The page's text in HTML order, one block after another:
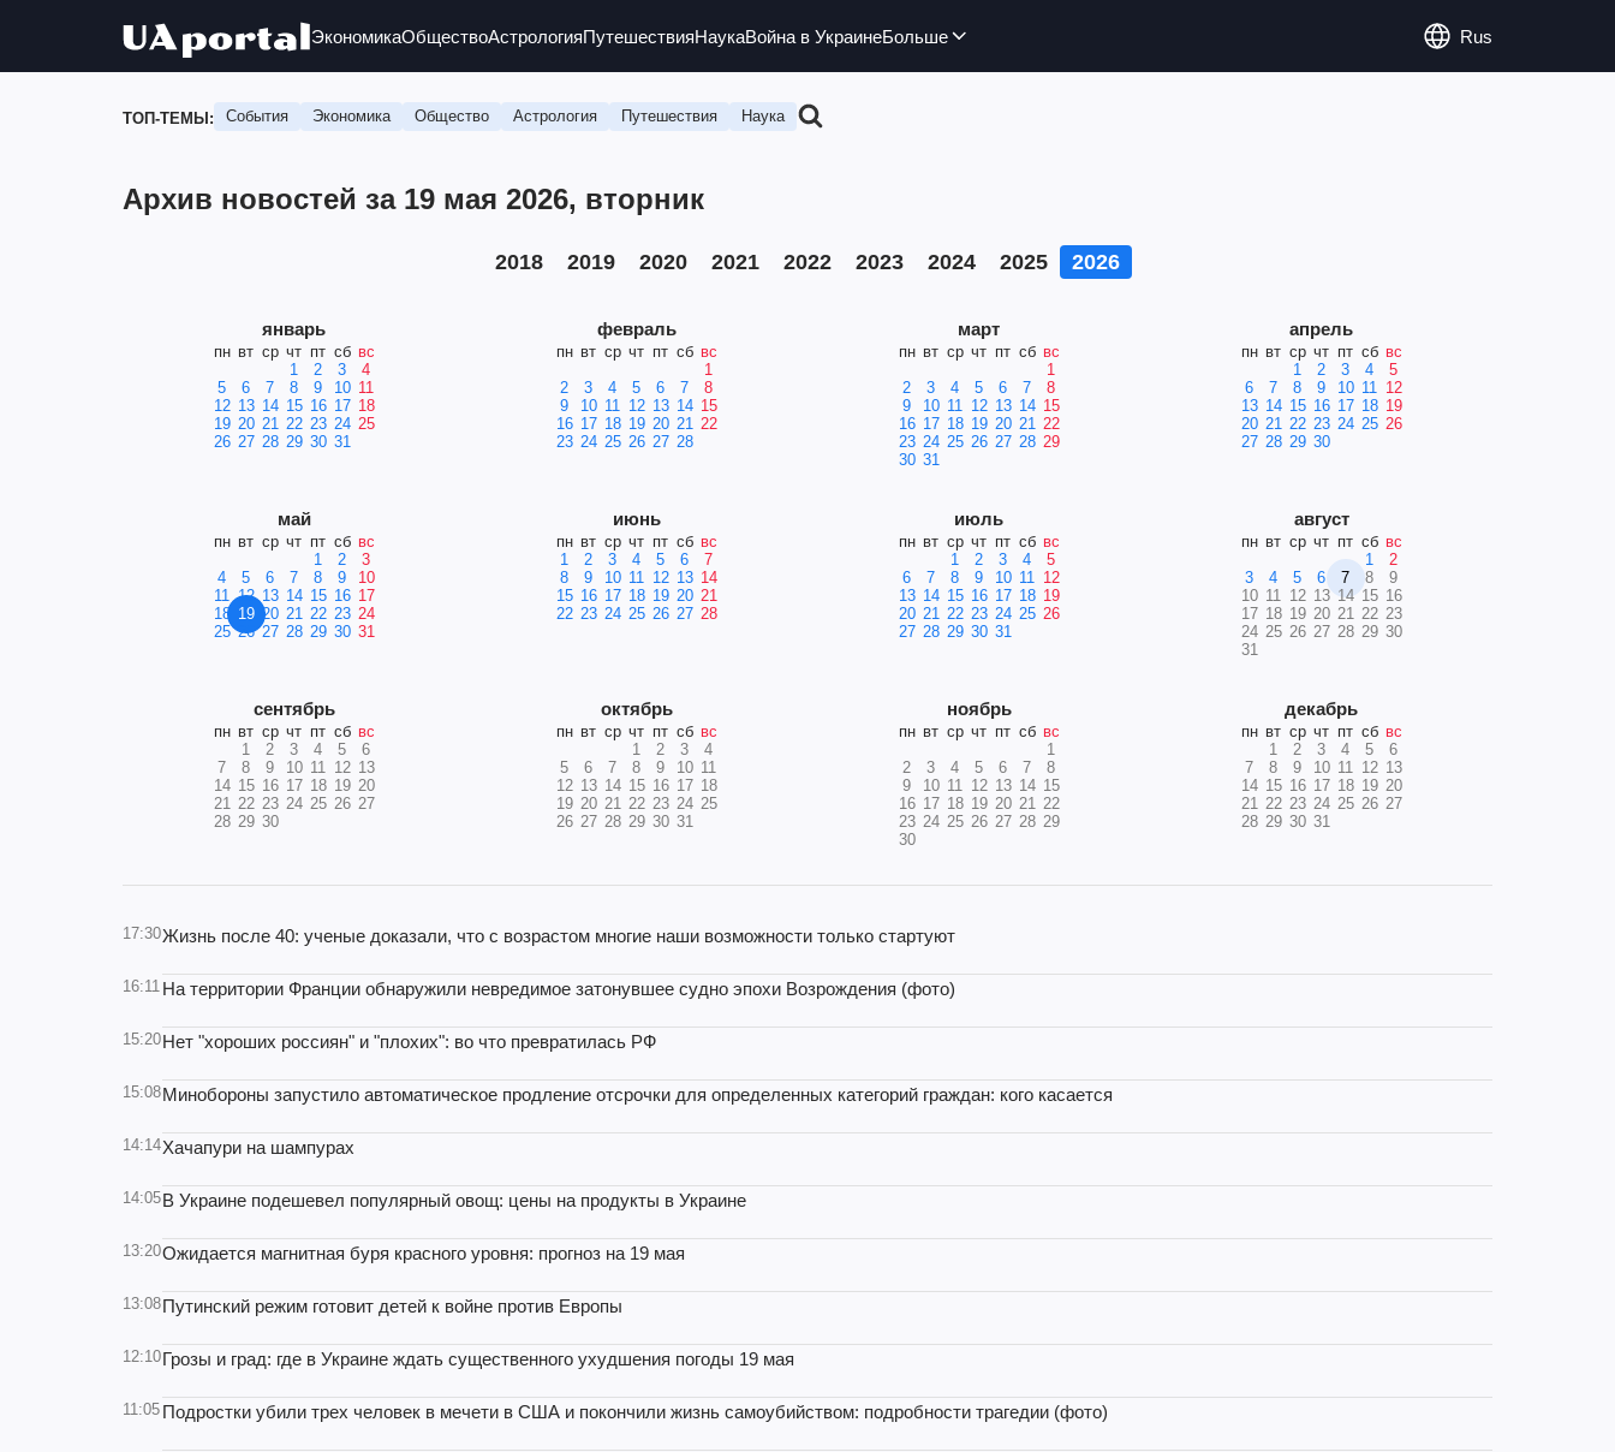
ЭкономикаОбществоАстрологияПутешествияНаукаВойна в УкраинеБольше Rus
ТОП-ТЕМЫ: События Экономика Общество Астрология Путешествия Наука
Архив новостей за 19 мая 2026, вторник
2018 2019 2020 2021 2022 2023 2024 2025 2026
январь
пн вт ср чт пт сб вс
1
2 3
4
5
6 7 8 9 10 11
12 13 14 15 16 17 18
19 20 21 22 23 24 25
26 27 28 29 30 31
февраль
пн вт ср чт пт сб вс
1
2
3 4 5 6 7
8
9
10 11 12 13 14 15
16 17 18 19 20 21 22
23 24 25 26 27 28
март
пн вт ср чт пт сб вс
1
2
3 4 5 6 7
8
9
10 11 12 13 14 15
16 17 18 19 20 21 22
23 24 25 26 27 28 29
30 31
апрель
пн вт ср чт пт сб вс
1
2 3 4
5
6
7 8 9 10 11 12
13 14 15 16 17 18 19
20 21 22 23 24 25 26
27 28 29 30
май
пн вт ср чт пт сб вс
1
2
3
4
5 6 7 8 9
10
11 12 13 14 15 16 17
18 19 20 21 22 23 24
25 26 27 28 29 30 31
июнь
пн вт ср чт пт сб вс
1
2 3 4 5 6
7
8
9 10 11 12 13 14
15 16 17 18 19 20 21
22 23 24 25 26 27 28
июль
пн вт ср чт пт сб вс
1
2 3 4
5
6
7 8 9 10 11 12
13 14 15 16 17 18 19
20 21 22 23 24 25 26
27 28 29 30 31
август
пн вт ср чт пт сб вс
1
2
3
4 5 6 7 8
9
10 11 12 13 14 15 16
17 18 19 20 21 22 23
24 25 26 27 28 29 30
31
сентябрь
пн вт ср чт пт сб вс
1
2 3 4 5
6
7
8 9 10 11 12 13
14 15 16 17 18 19 20
21 22 23 24 25 26 27
28 29 30
октябрь
пн вт ср чт пт сб вс
1
2 3
4
5
6 7 8 9 10 11
12 13 14 15 16 17 18
19 20 21 22 23 24 25
26 27 28 29 30 31
ноябрь
пн вт ср чт пт сб вс
1
2
3 4 5 6 7
8
9
10 11 12 13 14 15
16 17 18 19 20 21 22
23 24 25 26 27 28 29
30
декабрь
пн вт ср чт пт сб вс
1
2 3 4 5
6
7
8 9 10 11 12 13
14 15 16 17 18 19 20
21 22 23 24 25 26 27
28 29 30 31
17:30Жизнь после 40: ученые доказали, что с возрастом многие наши возможности только стартуют
16:11 На территории Франции обнаружили невредимое затонувшее судно эпохи Возрождения (фото)
15:20Нет "хороших россиян" и "плохих": во что превратилась РФ
15:08Минобороны запустило автоматическое продление отсрочки для определенных категорий граждан: кого касается
14:14Хачапури на шампурах
14:05В Украине подешевел популярный овощ: цены на продукты в Украине
13:20Ожидается магнитная буря красного уровня: прогноз на 19 мая
13:08Путинский режим готовит детей к войне против Европы
12:10Грозы и град: где в Украине ждать существенного ухудшения погоды 19 мая
11:05 Подростки убили трех человек в мечети в США и покончили жизнь самоубийством: подробности трагедии (фото)